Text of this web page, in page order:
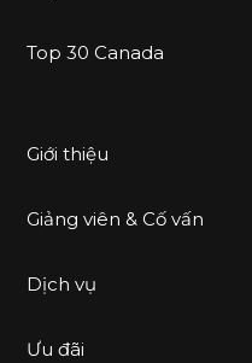
Top 30 Canada
Giới thiệu
Giảng viên & Cố vấn
Dịch vụ
Ưu đãi